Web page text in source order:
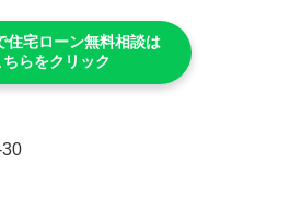
住宅ローン無料相談は
ちらをクリック